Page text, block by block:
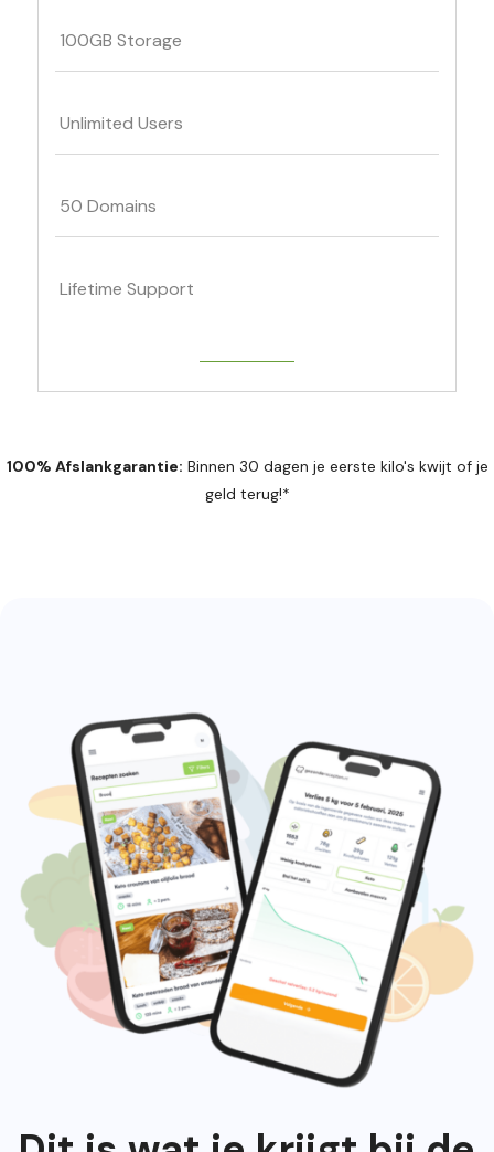
100GB Storage
Unlimited Users
50 Domains
Lifetime Support
100% Afslankgarantie: Binnen 30 dagen je eerste kilo's kwijt of je
geld terug!*